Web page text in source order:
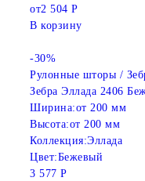
от2 504 Р
В корзину
-30%
Рулонные шторы /
Зебра Эллада 2406
Ширина:от 200 мм
Высота:от 200 мм
Коллекция:Эллада
Цвет:Бежевый
3 577 Р